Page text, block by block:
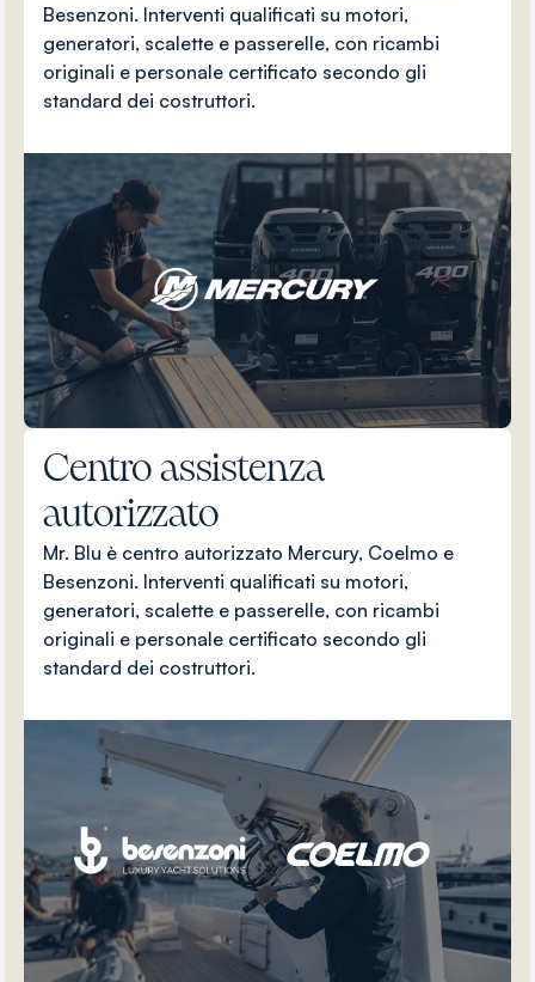
Besenzoni. Interventi qualificati su motori,
generatori, scalette e passerelle, con ricambi
originali e personale certificato secondo gli
standard dei costruttori.
Centro assistenza
autorizzato
Mr. Blu è centro autorizzato Mercury, Coelmo e
Besenzoni. Interventi qualificati su motori,
generatori, scalette e passerelle, con ricambi
originali e personale certificato secondo gli
standard dei costruttori.